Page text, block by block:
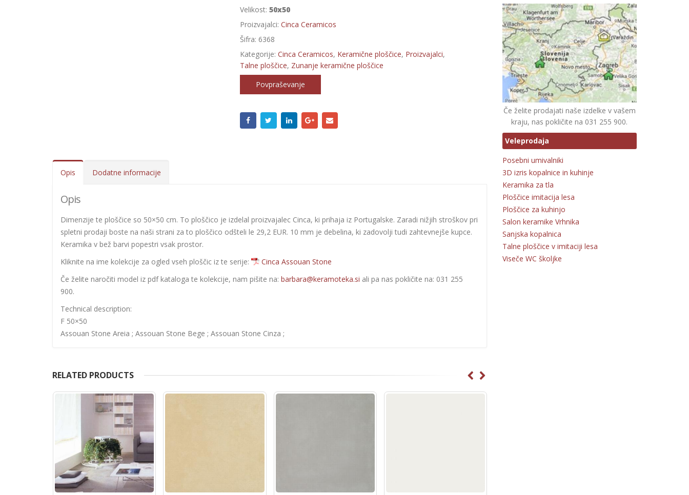
Velikost: 50x50
Proizvajalci: Cinca Ceramicos
Šifra: 6368
Kategorije: Cinca Ceramicos, Keramične ploščice, Proizvajalci,
Talne ploščice, Zunanje keramične ploščice
Povpraševanje
Opis Dodatne informacije
Opis
Dimenzije te ploščice so 50×50 cm. To ploščico je izdelal proizvajalec Cinca, ki prihaja iz Portugalske. Zaradi nižjih stroškov pri
spletni prodaji boste na naši strani za to ploščico odšteli le 29,2 EUR. 10 mm je debelina, ki zadovolji tudi zahtevnejše kupce.
Keramika v bež barvi popestri vsak prostor.
Kliknite na ime kolekcije za ogled vseh ploščic iz te serije:
Cinca Assouan Stone
Če želite naročiti model iz pdf kataloga te kolekcije, nam pišite na: barbara@keramoteka.si ali pa nas pokličite na: 031 255
900.
Technical description:
F 50×50
Assouan Stone Areia ; Assouan Stone Bege ; Assouan Stone Cinza ;
RELATED PRODUCTS
Če želite prodajati naše izdelke v vašem
kraju, nas pokličite na 031 255 900.
Veleprodaja
Posebni umivalniki
3D izris kopalnice in kuhinje
Keramika za tla
Ploščice imitacija lesa
Ploščice za kuhinjo
Salon keramike Vrhnika
Sanjska kopalnica
Talne ploščice v imitaciji lesa
Viseče WC školjke